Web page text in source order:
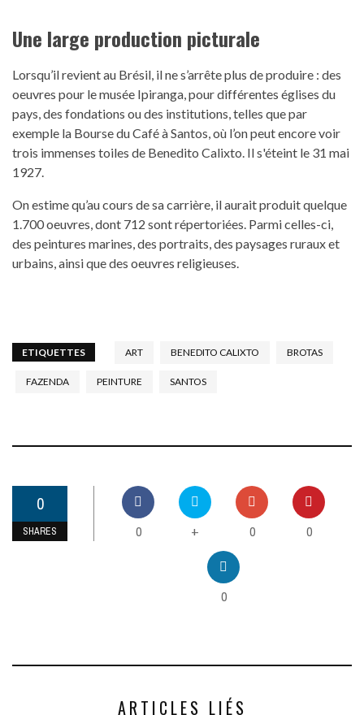
Une large production picturale
Lorsqu’il revient au Brésil, il ne s’arrête plus de produire : des
oeuvres pour le musée Ipiranga, pour différentes églises du
pays, des fondations ou des institutions, telles que par
exemple la Bourse du Café à Santos, où l’on peut encore voir
trois immenses toiles de Benedito Calixto. Il s'éteint le 31 mai
1927.
On estime qu’au cours de sa carrière, il aurait produit quelque
1.700 oeuvres, dont 712 sont répertoriées. Parmi celles-ci,
des peintures marines, des portraits, des paysages ruraux et
urbains, ainsi que des oeuvres religieuses.
ETIQUETTES ART BENEDITO CALIXTO BROTAS
FAZENDA PEINTURE SANTOS
0
SHARES 0 + 0 0
0
ARTICLES LIÉS